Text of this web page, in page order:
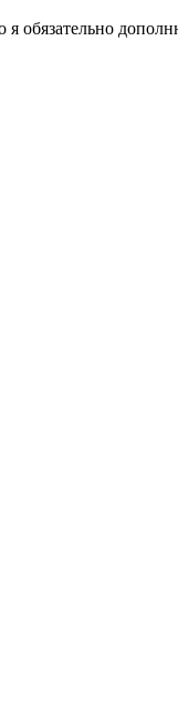
обязательно